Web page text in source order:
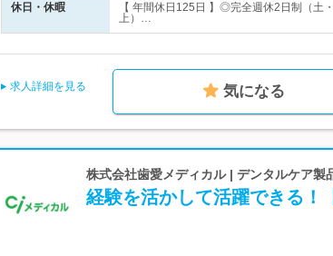
休日・休暇
【 年間休日125日 】◎完全週休2日制（
上）…
求人詳細を見る 気になる
株式会社歯愛メディカル | デンタルケア製
経験を活かして活躍できる！